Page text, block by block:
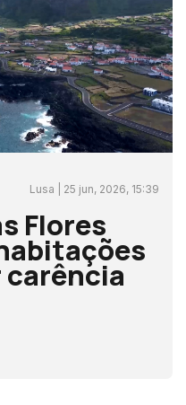
Lusa | 25 jun, 2026, 15:39
Flores